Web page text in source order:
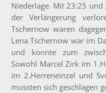
Niederlage. Mit 23:25 und
der Verlängerung
Tschernow waren
Lena Tschernow war im
und konnte zum
Sowohl Marcel Zirk im
im 2.Herreneinzel und
mussten sich geschlagen